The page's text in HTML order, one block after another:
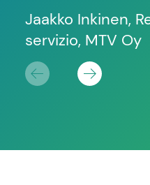
Jaakko Inkinen,
servizio, MTV Oy